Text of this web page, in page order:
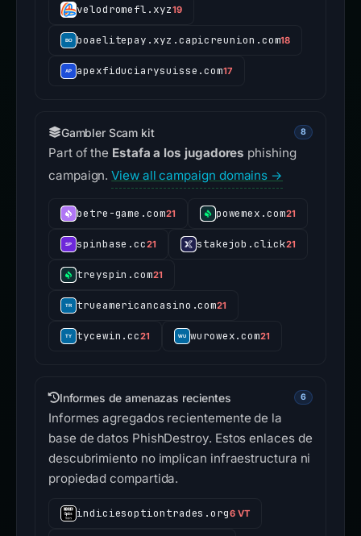
velodromefl.xyz19
boaelitepay.xyz.capicreunion.com18
apexfiduciarysuisse.com17
Gambler Scam kit 8
Part of the Estafa a los jugadores phishing
campaign.View all campaign domains →
betre-game.com21 powemex.com21
spinbase.cc21 stakejob.click21
treyspin.com21
trueamericancasino.com21
tycewin.cc21 wurowex.com21
Informes de amenazas recientes 6
Informes agregados recientemente de la
base de datos PhishDestroy. Estos enlaces de
descubrimiento no implican infraestructura ni
propiedad compartida.
indiciesoptiontrades.org6 VT